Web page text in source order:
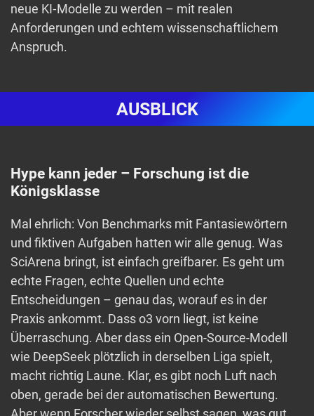
neue KI‑Modelle zu werden – mit realen
Anforderungen und echtem wissenschaftlichem
Anspruch.
AUSBLICK
Hype kann jeder – Forschung ist die
Königsklasse
Mal ehrlich: Von Benchmarks mit Fantasiewörtern
und fiktiven Aufgaben hatten wir alle genug. Was
SciArena bringt, ist einfach greifbarer. Es geht um
echte Fragen, echte Quellen und echte
Entscheidungen – genau das, worauf es in der
Praxis ankommt. Dass o3 vorn liegt, ist keine
Überraschung. Aber dass ein Open-Source-Modell
wie DeepSeek plötzlich in derselben Liga spielt,
macht richtig Laune. Klar, es gibt noch Luft nach
oben, gerade bei der automatischen Bewertung.